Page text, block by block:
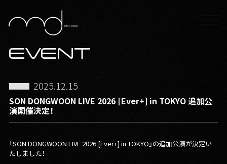
EVENT
2025.12.15
SON DONGWOON LIVE 2026 [Ever+] in TOKYO 追加公
演開催決定！
「SON DONGWOON LIVE 2026 [Ever+] in TOKYO」の追加公演が決定い
たしました！